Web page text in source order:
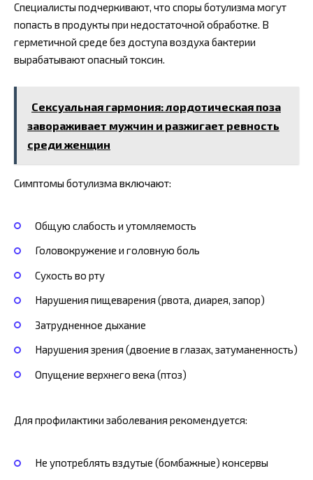
Специалисты подчеркивают, что споры ботулизма могут
попасть в продукты при недостаточной обработке. В
герметичной среде без доступа воздуха бактерии
вырабатывают опасный токсин.
Сексуальная гармония: лордотическая поза
завораживает мужчин и разжигает ревность
среди женщин
Симптомы ботулизма включают:
Общую слабость и утомляемость
Головокружение и головную боль
Сухость во рту
Нарушения пищеварения (рвота, диарея, запор)
Затрудненное дыхание
Нарушения зрения (двоение в глазах, затуманенность)
Опущение верхнего века (птоз)
Для профилактики заболевания рекомендуется:
Не употреблять вздутые (бомбажные) консервы